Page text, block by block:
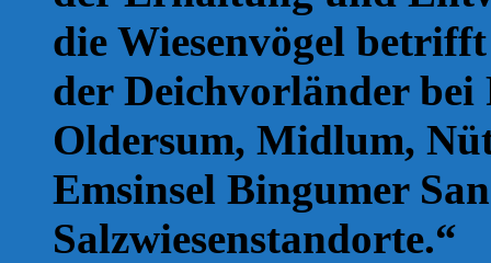
die Wiesenvögel
der Deichvorländer
Oldersum, Midlum,
Emsinsel Bingumer
Salzwiesenstandorte.“